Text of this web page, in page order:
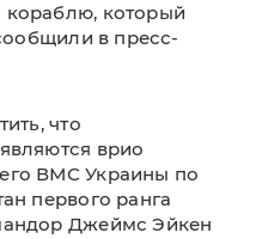
который
в пресс-
что
врио
ВМС Украины по
первого ранга
Джеймс Эйкен